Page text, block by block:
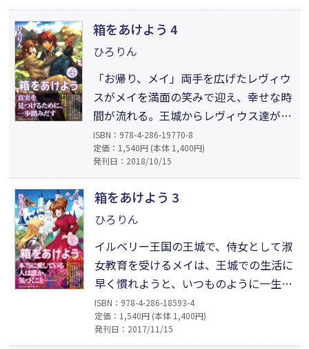
け、幾多の困難を乗り越えていくうち
に、メイの胸元の石に変化が……。そし
て、その色が意味するものとは？ 冒険フ
ァンタジー待望の第5弾!!
箱をあけよう 4
ひろりん
「お帰り、メイ」両手を広げたレヴィウ
スがメイを満面の笑みで迎え、幸せな時
間が流れる。王城からレヴィウス達が待
つ家に戻ったメイは、大人っぽい素敵な
女性になるために、淑女の常識事典をゆ
っくり読むはずが、仲間を捜しに遺跡に
行くことに。さまざまな困難を乗り越え
る中、ついに自分だけの正解を見つけだ
す──。大人気冒険ファンタジー第4
弾!!
ISBN：978-4-286-19770-8
定価：1,540円 (本体 1,400円)
発刊日：2018/10/15
箱をあけよう 3
ひろりん
イルベリー王国の王城で、侍女として淑
女教育を受けるメイは、王城での生活に
早く慣れようと、いつものように一生懸
命。そんな姿に周囲の人々も信頼を寄
せ、王家の人々の心をほぐしていく。め
まぐるしい毎日を過ごす中で起きてしま
ISBN：978-4-286-18593-4
定価：1,540円 (本体 1,400円)
発刊日：2017/11/15